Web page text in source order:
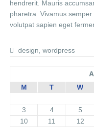
hendrerit. Mauris
pharetra. Vivamus
volutpat sapien eget
design wordpress
M T W
3
4 5
10
11 12